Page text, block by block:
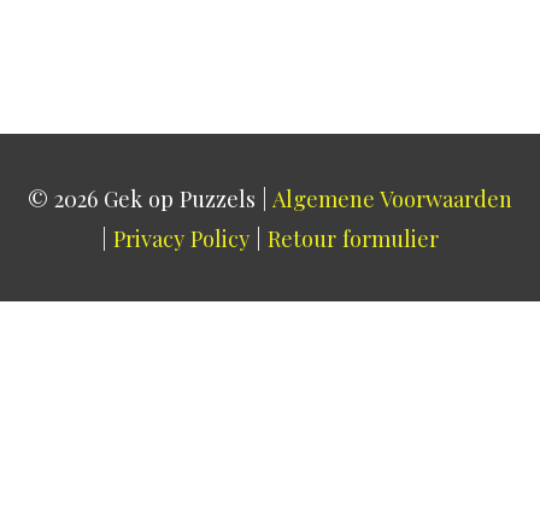
© 2026 Gek op Puzzels
Algemene Voorwaarden
Privacy Policy Retour formulier